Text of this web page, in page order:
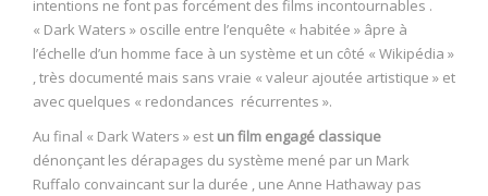
intentions ne font pas forcément des films incontournables .
« Dark Waters » oscille entre l’enquête « habitée » âpre à
l’échelle d’un homme face à un système et un côté « Wikipédia »
, très documenté mais sans vraie « valeur ajoutée artistique » et
avec quelques « redondances récurrentes ».
Au final « Dark Waters » est un film engagé classique
dénonçant les dérapages du système mené par un Mark
Ruffalo convaincant sur la durée , une Anne Hathaway pas